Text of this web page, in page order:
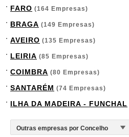
FARO (164 Empresas)
BRAGA (149 Empresas)
AVEIRO (135 Empresas)
LEIRIA (85 Empresas)
COIMBRA (80 Empresas)
SANTARÉM (74 Empresas)
ILHA DA MADEIRA - FUNCHAL